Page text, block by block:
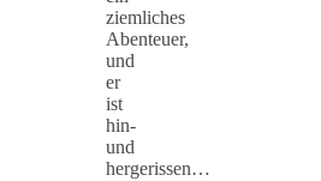
ziemliches
Abenteuer,
und
er
ist
hin-
und
hergerissen…